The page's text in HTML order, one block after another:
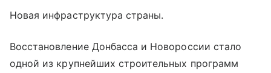
Новая инфраструктура страны.
Восстановление Донбасса и Новороссии стало
одной из крупнейших строительных программ